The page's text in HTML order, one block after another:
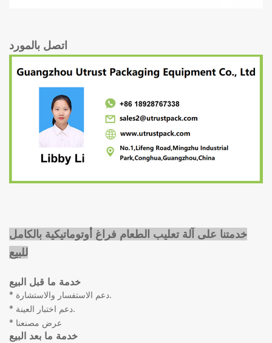
اتصل بالمورد
خدمتنا على آلة تعليب الطعام فراغ أوتوماتيكية بالكامل
للبيع
خدمة ما قبل البيع
* دعم الاستفسار والاستشارة.
* دعم اختبار العينة.
* عرض مصنعنا
خدمة ما بعد البيع